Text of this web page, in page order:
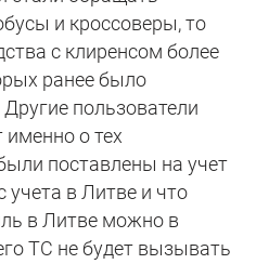
и кроссоверы, то
с клиренсом более
ранее было
пользователи
именно о тех
поставлены на учет
учета в Литве и что
в Литве можно в
ТС не будет вызывать